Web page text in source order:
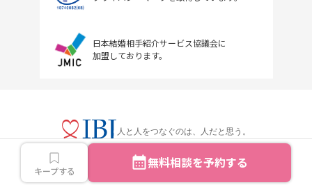
キープする 無料相談を予約する
日本結婚相手紹介サービス協議会に
加盟しております。
人と人をつなぐのは、人だと思う。